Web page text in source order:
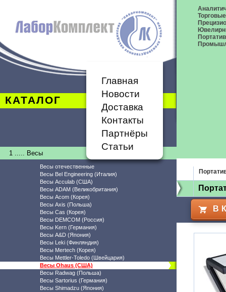
КАТАЛОГ
Главная
Новости
Доставка
Контакты
Партнёры
Статьи
1 ..... Весы
Весы отечественные
Весы Bel Engineering (Италия)
Весы Acculab (США)
Весы ADAM (Великобритания)
Весы Acom (Корея)
Весы Axis (Польша)
Весы Cas (Корея)
Весы DEMCOM (Россия)
Весы Kern (Германия)
Весы A&D (Япония)
Весы Leki (Финляндия)
Весы Mertech (Корея)
Весы Mettler-Toledo (Швейцария)
Весы Ohaus (США)
Весы Radwag (Польша)
Весы Sartorius (Германия)
Весы Shimadzu (Япония)
В